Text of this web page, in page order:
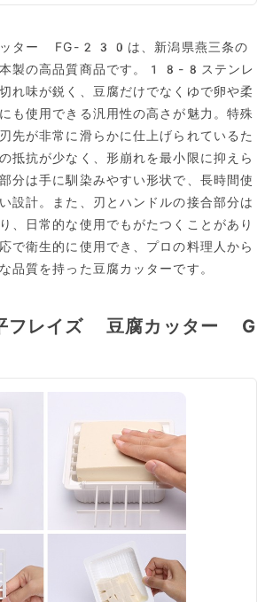
ッター FG-230は、新潟県燕三条の
本製の高品質商品です。18-8ステンレ
れ味が鋭く、豆腐だけでなくゆで卵や柔
も使用できる汎用性の高さが魅力。特殊
先が非常に滑らかに仕上げられているた
抵抗が少なく、形崩れを最小限に抑えら
分は手に馴染みやすい形状で、長時間使
設計。また、刃とハンドルの接合部分は
、日常的な使用でもがたつくことがあり
で衛生的に使用でき、プロの料理人から
品質を持った豆腐カッターです。
フレイズ 豆腐カッター G